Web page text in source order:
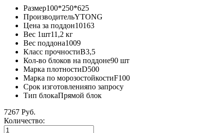
Размер100*250*625
ПроизводительYTONG
Цена за поддон10163
Вес 1шт11,2 кг
Вес поддона1009
Класс прочностиB3,5
Кол-во блоков на поддоне90 шт
Марка плотностиD500
Марка по морозостойкостиF100
Срок изготовленияпо запросу
Тип блокаПрямой блок
7267 Руб.
Количество: